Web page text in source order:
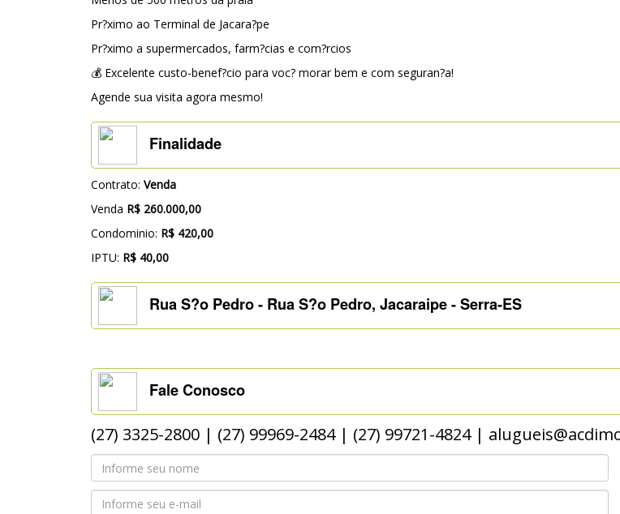
Pr?ximo ao Terminal de Jacara?pe
Pr?ximo a supermercados, farm?cias e com?rcios
💰 Excelente custo-benef?cio para voc? morar bem e com seguran?a!
Agende sua visita agora mesmo!
Finalidade
Contrato: Venda
Venda R$ 260.000,00
Condominio: R$ 420,00
IPTU: R$ 40,00
Rua S?o Pedro - Rua S?o Pedro, Jacaraipe - Serra-ES
Fale Conosco
(27) 3325-2800 | (27) 99969-2484 | (27) 99721-4824 |